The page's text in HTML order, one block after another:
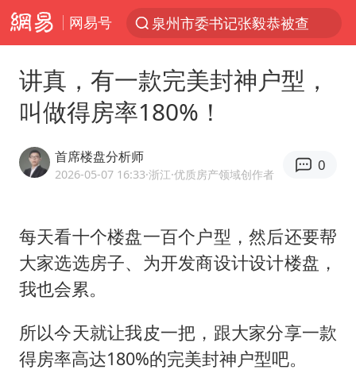
网易号
泉州市委书记张毅恭被查
U17国足点球大战淘汰河床晋级决赛
上海：台风白海豚或将带来龙卷风
中巨芯：上半年归母净利润1405.77万元
胜宏科技：股票交易异常波动
讲真，有一款完美封神户型，
叫做得房率180%！
首席楼盘分析师
2026-05-07 16:33·浙江·优质房产领域创作者
0
每天看十个楼盘一百个户型，然后还要帮
大家选选房子、为开发商设计设计楼盘，
我也会累。
所以今天就让我皮一把，跟大家分享一款
得房率高达180%的完美封神户型吧。